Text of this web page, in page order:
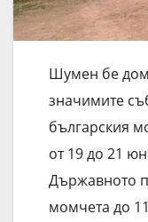
Шумен бе
значимите
българския
от 19 до 21
Държавното
момчета до